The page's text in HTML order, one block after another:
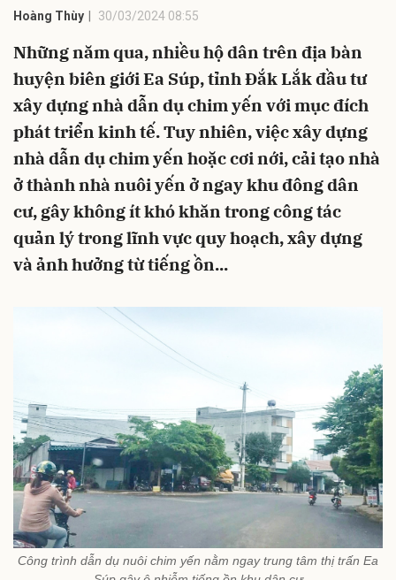
Hoàng Thùy 30/03/2024 08:55
Những năm qua, nhiều hộ dân trên địa bàn
huyện biên giới Ea Súp, tỉnh Đắk Lắk đầu tư
xây dựng nhà dẫn dụ chim yến với mục đích
phát triển kinh tế. Tuy nhiên, việc xây dựng
nhà dẫn dụ chim yến hoặc cơi nới, cải tạo nhà
ở thành nhà nuôi yến ở ngay khu đông dân
cư, gây không ít khó khăn trong công tác
quản lý trong lĩnh vực quy hoạch, xây dựng
và ảnh hưởng từ tiếng ồn...
Công trình dẫn dụ nuôi chim yến nằm ngay trung tâm thị trấn Ea